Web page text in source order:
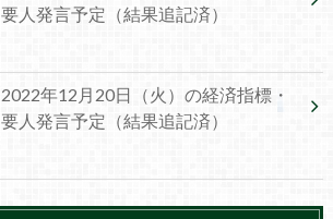
要人発言予定（結果追記済）
2022年12月20日（火）の経済指標・
要人発言予定（結果追記済）